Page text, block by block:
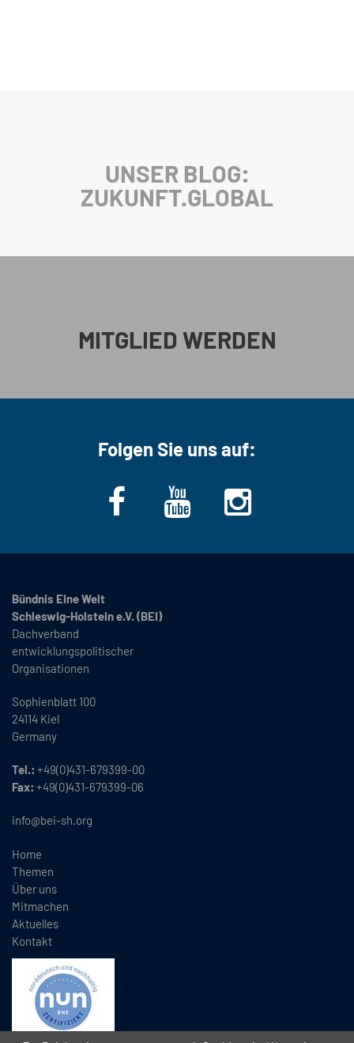
UNSER BLOG:
ZUKUNFT.GLOBAL
MITGLIED WERDEN
Folgen Sie uns auf:
Bündnis Eine Welt
Schleswig-Holstein e.V. (BEI)
Dachverband
entwicklungspolitischer
Organisationen
Sophienblatt 100
24114 Kiel
Germany
Tel.: +49(0)431-679399-00
Fax: +49(0)431-679399-06
info@bei-sh.org
Home
Themen
Über uns
Mitmachen
Aktuelles
Kontakt